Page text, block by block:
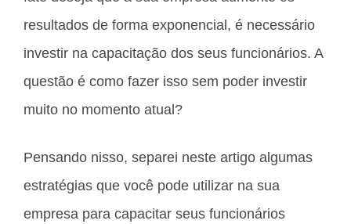
resultados de forma exponencial, é necessário
investir na capacitação dos seus funcionários. A
questão é como fazer isso sem poder investir
muito no momento atual?
Pensando nisso, separei neste artigo algumas
estratégias que você pode utilizar na sua
empresa para capacitar seus funcionários